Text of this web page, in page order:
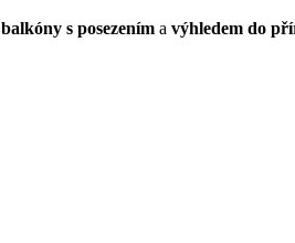
balkóny s posezením a výhledem do